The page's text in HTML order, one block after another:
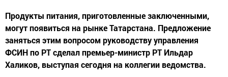
Продукты питания, приготовленные заключенными,
могут появиться на рынке Татарстана. Предложение
заняться этим вопросом руководству управления
ФСИН по РТ сделал премьер-министр РТ Ильдар
Халиков, выступая сегодня на коллегии ведомства.